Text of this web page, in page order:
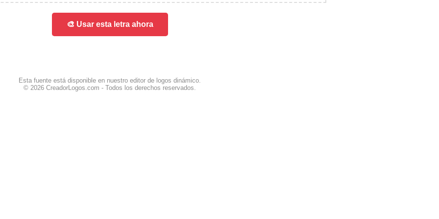
🎨 Usar esta letra ahora
Esta fuente está disponible en nuestro editor de logos dinámico.
© 2026 CreadorLogos.com - Todos los derechos reservados.